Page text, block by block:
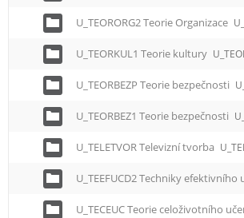
U_TEORORG2 Teorie Organizace
U_TEORKUL1 Teorie kultury
U_TEORBEZP Teorie bezpečnosti
U_TEORBEZ1 Teorie bezpečnosti
U_TELETVOR Televizní tvorba
U_TEEFUCD2 Techniky efektivního
U_TECEUC Teorie celoživotního